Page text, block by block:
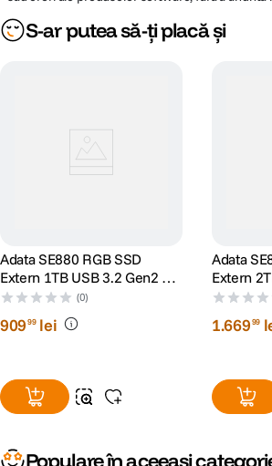
S-ar putea să-ți placă și
Adata SE880 RGB SSD
Extern 1TB USB 3.2 Gen2 x2
Type-C Gri
(0)
90999 lei
Adata
Extern
Type-C
1.66999
Populare în aceeași